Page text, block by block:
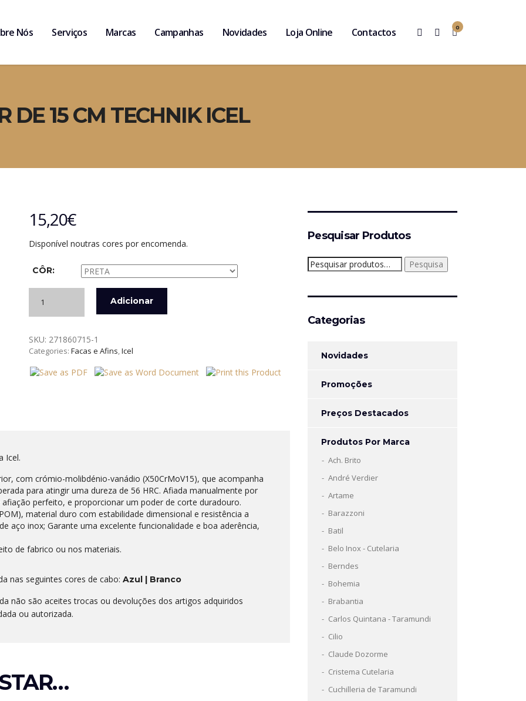
0
Nós Serviços Marcas Campanhas Novidades Loja Online Contactos
DE 15 CM TECHNIK ICEL
15,20€
Disponível noutras cores por encomenda.
CÔR:
FACA
FILETAR
DE
CM
Adicionar
SKU: 271860715-1
Categories: Facas e Afins,Icel
Icel.
com crómio-molibdénio-vanádio (X50CrMoV15), que acompanha
para atingir uma dureza de 56 HRC. Afiada manualmente por
perfeito, e proporcionar um poder de corte duradouro.
material duro com estabilidade dimensional e resistência a
aço inox; Garante uma excelente funcionalidade e boa aderência,
de fabrico ou nos materiais.
nas seguintes cores de cabo: Azul | Branco
não são aceites trocas ou devoluções dos artigos adquiridos
ou autorizada.
Pesquisar Produtos
Pesquisar
por:
Pesquisa
Categorias
Novidades
Promoções
Preços Destacados
Produtos Por Marca
Ach. Brito
André Verdier
Artame
Barazzoni
Batil
Belo Inox - Cutelaria
Berndes
Bohemia
Brabantia
Carlos Quintana - Taramundi
Cilio
Claude Dozorme
Cristema Cutelaria
Cuchilleria de Taramundi